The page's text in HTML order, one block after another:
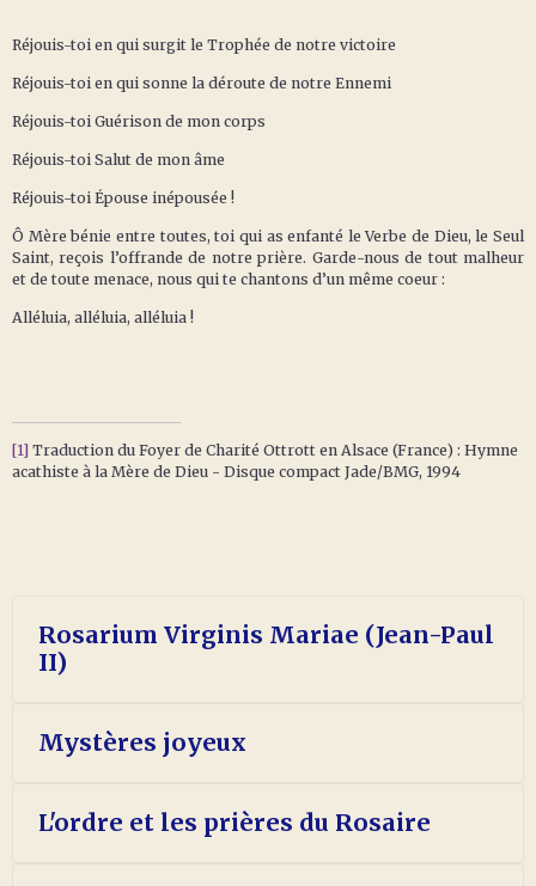
Réjouis-toi en qui surgit le Trophée de notre victoire
Réjouis-toi en qui sonne la déroute de notre Ennemi
Réjouis-toi Guérison de mon corps
Réjouis-toi Salut de mon âme
Réjouis-toi Épouse inépousée !
Ô Mère bénie entre toutes, toi qui as enfanté le Verbe de Dieu, le Seul
Saint, reçois l’offrande de notre prière. Garde-nous de tout malheur
et de toute menace, nous qui te chantons d’un même coeur :
Alléluia, alléluia, alléluia !
[1] Traduction du Foyer de Charité Ottrott en Alsace (France) : Hymne
acathiste à la Mère de Dieu - Disque compact Jade/BMG, 1994
Rosarium Virginis Mariae (Jean-Paul
II)
Mystères joyeux
L'ordre et les prières du Rosaire